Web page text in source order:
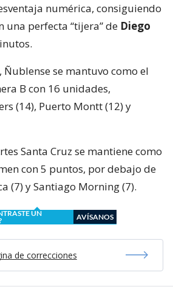
numérica, consiguiendo
una perfecta “tijera” de Diego
Ñublense se mantuvo como el
B con 16 unidades,
(14), Puerto Montt (12) y
Santa Cruz se mantiene como
con 5 puntos, por debajo de
(7) y Santiago Morning (7).
UN
AVÍSANOS
de correcciones